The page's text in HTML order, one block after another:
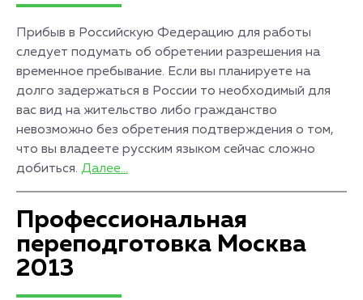
Прибыв в Российскую Федерацию для работы
следует подумать об обретении разрешения на
временное пребывание. Если вы планируете на
долго задержаться в России то необходимый для
вас вид на жительство либо гражданство
невозможно без обретения подтверждения о том,
что вы владеете русским языком сейчас сложно
добиться. Далее...
Профессиональная
переподготовка Москва
2013